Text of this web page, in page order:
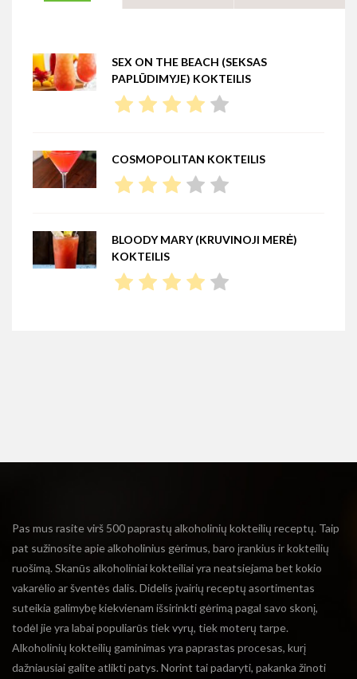
SEX ON THE BEACH (SEKSAS
PAPLŪDIMYJE) KOKTEILIS
COSMOPOLITAN KOKTEILIS
BLOODY MARY (KRUVINOJI MERĖ)
KOKTEILIS
Pas mus rasite virš 500 paprastų alkoholinių kokteilių receptų. Taip
pat sužinosite apie alkoholinius gėrimus, baro įrankius ir kokteilių
ruošimą. Skanūs alkoholiniai kokteiliai yra neatsiejama bet kokio
vakarėlio ar šventės dalis. Didelis įvairių receptų asortimentas
suteikia galimybę kiekvienam išsirinkti gėrimą pagal savo skonį,
todėl jie yra labai populiarūs tiek vyrų, tiek moterų tarpe.
Alkoholinių kokteilių gaminimas yra paprastas procesas, kurį
dažniausiai galite atlikti patys. Norint tai padaryti, pakanka žinoti